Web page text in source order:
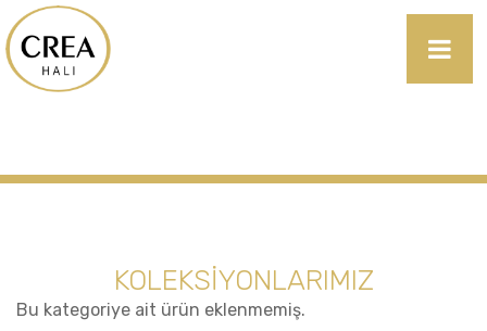
KOLEKSİYONLARIMIZ
Bu kategoriye ait ürün eklenmemiş.